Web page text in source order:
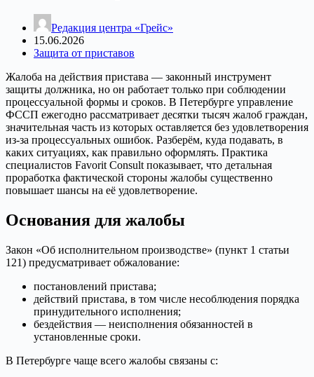
Редакция центра «Грейс»
15.06.2026
Защита от приставов
Жалоба на действия пристава — законный инструмент
защиты должника, но он работает только при соблюдении
процессуальной формы и сроков. В Петербурге управление
ФССП ежегодно рассматривает десятки тысяч жалоб граждан,
значительная часть из которых оставляется без удовлетворения
из-за процессуальных ошибок. Разберём, куда подавать, в
каких ситуациях, как правильно оформлять. Практика
специалистов Favorit Consult показывает, что детальная
проработка фактической стороны жалобы существенно
повышает шансы на её удовлетворение.
Основания для жалобы
Закон «Об исполнительном производстве» (пункт 1 статьи
121) предусматривает обжалование:
постановлений пристава;
действий пристава, в том числе несоблюдения порядка
принудительного исполнения;
бездействия — неисполнения обязанностей в
установленные сроки.
В Петербурге чаще всего жалобы связаны с: